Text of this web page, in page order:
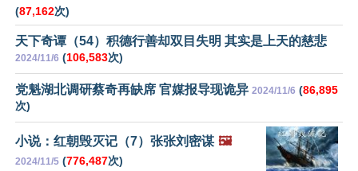
(87,162次)
天下奇谭（54）积德行善却双目失明 其实是上天的慈悲
2024/11/6 (106,583次)
党魁湖北调研蔡奇再缺席 官媒报导现诡异 2024/11/6 (86,895
次)
小说：红朝毁灭记（7）张张刘密谋 🖼️
2024/11/5 (776,487次)